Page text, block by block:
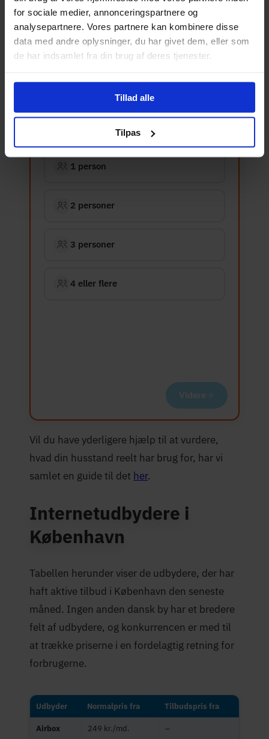
for sociale medier, annonceringspartnere og
analysepartnere. Vores partnere kan kombinere disse
data med andre oplysninger, du har givet dem, eller som
de har indsamlet fra din brug af deres tjenester.
Tillad alle
Tilpas
pris, der bør styre valget.
Hvor mange bruger internettet
Antal personer afgør den nødvendige hastighed.
1 person
2 personer
3 personer
4 eller flere
Videre
Vil du have yderligere hjælp til at vurdere,
hvad din husstand reelt har brug for, har vi
samlet en guide til det her.
Internetudbydere i
København
Tabellen herunder viser de udbydere, der har
haft aktive tilbud i København den seneste
måned. Ingen anden dansk by har et bredere
felt af udbydere, og konkurrencen er med til
at trække priserne i en fordelagtig retning for
forbrugerne.
Udbyder Normalpris fra Tilbudspris fra
Airbox 249 kr./md. –